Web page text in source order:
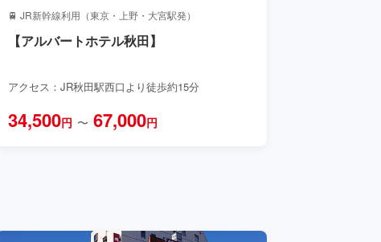
🚆 JR新幹線利用（東京・上野・大宮駅発）
【アルバートホテル秋田】
アクセス：JR秋田駅西口より徒歩約15分
34,500円 〜 67,000円